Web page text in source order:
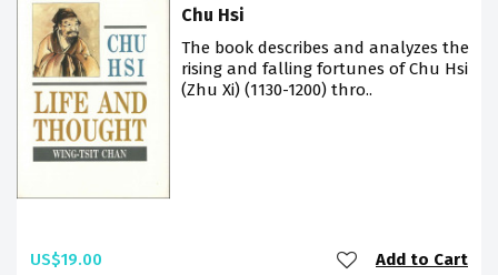
Chu Hsi
The book describes and analyzes the
rising and falling fortunes of Chu Hsi
(Zhu Xi) (1130-1200) thro..
US$19.00 Add to Cart